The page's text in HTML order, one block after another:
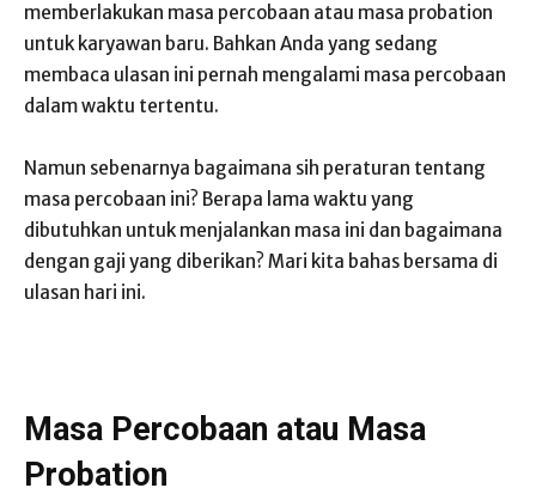
memberlakukan masa percobaan atau masa probation
untuk karyawan baru. Bahkan Anda yang sedang
membaca ulasan ini pernah mengalami masa percobaan
dalam waktu tertentu.
Namun sebenarnya bagaimana sih peraturan tentang
masa percobaan ini? Berapa lama waktu yang
dibutuhkan untuk menjalankan masa ini dan bagaimana
dengan gaji yang diberikan? Mari kita bahas bersama di
ulasan hari ini.
Masa Percobaan atau Masa
Probation